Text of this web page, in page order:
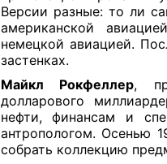
Версии разные: то ли
американской
немецкой авиацией.
застенках.
Майкл Рокфеллер,
долларового
нефти, финансам и
антропологом. Осенью
собрать коллекцию